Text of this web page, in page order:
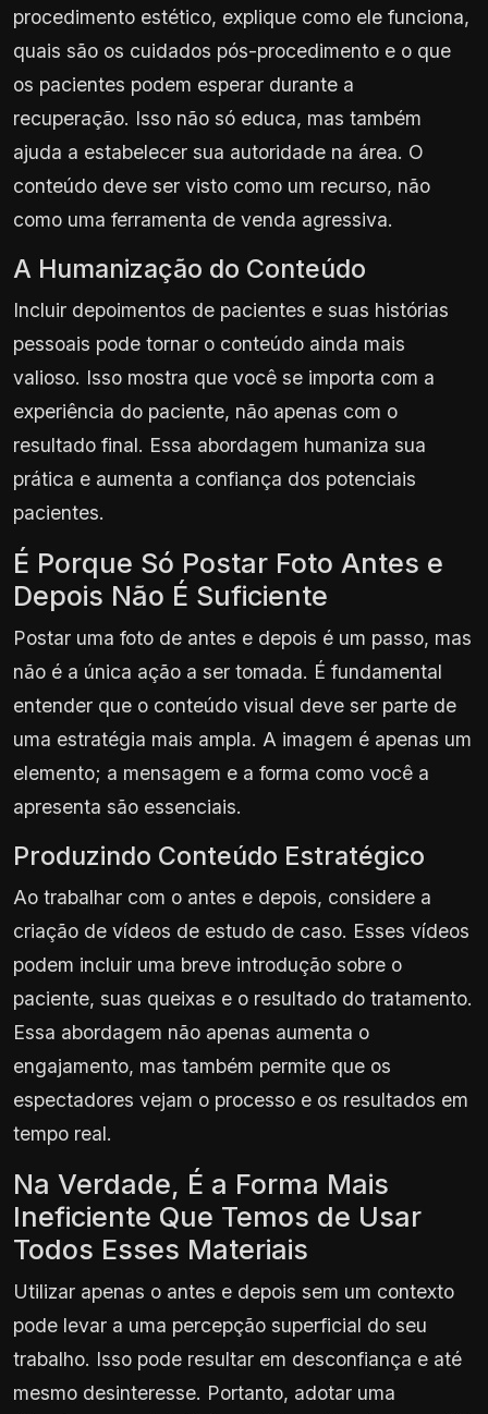
procedimento estético, explique como ele funciona,
quais são os cuidados pós-procedimento e o que
os pacientes podem esperar durante a
recuperação. Isso não só educa, mas também
ajuda a estabelecer sua autoridade na área. O
conteúdo deve ser visto como um recurso, não
como uma ferramenta de venda agressiva.
A Humanização do Conteúdo
Incluir depoimentos de pacientes e suas histórias
pessoais pode tornar o conteúdo ainda mais
valioso. Isso mostra que você se importa com a
experiência do paciente, não apenas com o
resultado final. Essa abordagem humaniza sua
prática e aumenta a confiança dos potenciais
pacientes.
É Porque Só Postar Foto Antes e
Depois Não É Suficiente
Postar uma foto de antes e depois é um passo, mas
não é a única ação a ser tomada. É fundamental
entender que o conteúdo visual deve ser parte de
uma estratégia mais ampla. A imagem é apenas um
elemento; a mensagem e a forma como você a
apresenta são essenciais.
Produzindo Conteúdo Estratégico
Ao trabalhar com o antes e depois, considere a
criação de vídeos de estudo de caso. Esses vídeos
podem incluir uma breve introdução sobre o
paciente, suas queixas e o resultado do tratamento.
Essa abordagem não apenas aumenta o
engajamento, mas também permite que os
espectadores vejam o processo e os resultados em
tempo real.
Na Verdade, É a Forma Mais
Ineficiente Que Temos de Usar
Todos Esses Materiais
Utilizar apenas o antes e depois sem um contexto
pode levar a uma percepção superficial do seu
trabalho. Isso pode resultar em desconfiança e até
mesmo desinteresse. Portanto, adotar uma